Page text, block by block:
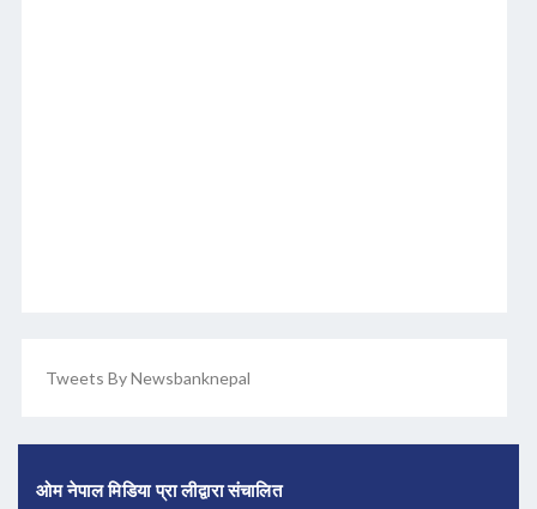
Tweets By Newsbanknepal
ओम नेपाल मिडिया प्रा लीद्वारा संचालित